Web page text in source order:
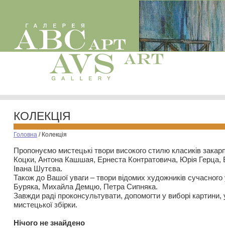
КОЛЕКЦІЯ
Головна / Колекція
Пропонуємо мистецькі твори високого стилю класиків
Коцки, Антона Кашшая, Ернеста Контратовича, Юрія
Івана Шутєва.
Також до Вашої уваги – твори відомих художників
Буряка, Михайла Демцю, Петра Сипняка.
Завжди раді проконсультувати, допомогти у виборі картини,
мистецької збірки.
Нiчого не знайдено